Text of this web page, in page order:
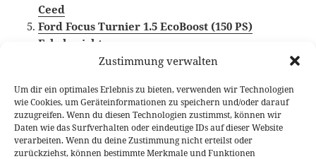
Zustimmung verwalten
Um dir ein optimales Erlebnis zu bieten, verwenden wir Technologien
wie Cookies, um Geräteinformationen zu speichern und/oder darauf
zuzugreifen. Wenn du diesen Technologien zustimmst, können wir
Daten wie das Surfverhalten oder eindeutige IDs auf dieser Website
verarbeiten. Wenn du deine Zustimmung nicht erteilst oder
zurückziehst, können bestimmte Merkmale und Funktionen
Ceed
Ford Focus Turnier 1.5 EcoBoost (150 PS)
Fahrbericht
Veröffentlicht
am
7. Dezember 2020 Autor
Fabian Meßner Kategorien
Fahrberichte
Ford Focus,Ford Performance,Video Fahrbericht
Beitragsnavigation